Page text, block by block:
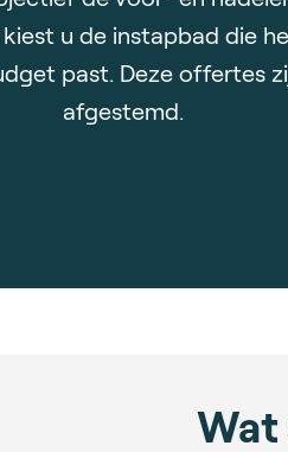
u de instapbad die
past. Deze offertes
afgestemd.
Wat